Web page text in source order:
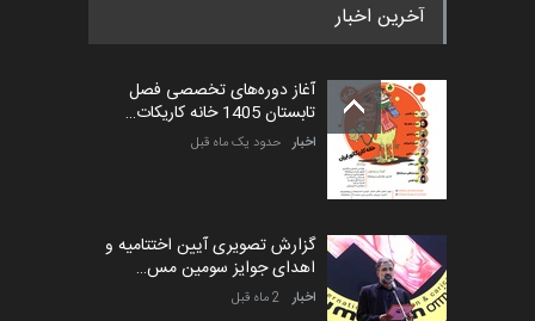
پنجمین مسابقۀ بین‌المللی
مهلت 5 ماه دیگر
آخرین اخبار
آغاز دوره‌های تخصصی فصل
تابستان 1405 خانه کاریکات…
اخبار حدود یک ماه قبل
گزارش تصویری آیین اختتامیه و
اهدای جوایز سومین مس…
اخبار 2 ماه قبل